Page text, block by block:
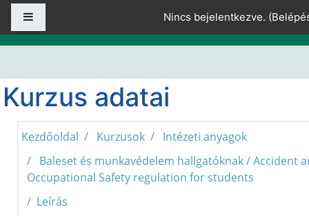
Tovább a fő tartalomhoz
Nincs bejelentkezve. (
Kurzus adatai
Kezdőoldal Kurzusok
Intézeti anyagok
Baleset és munkavédelem hallgatóknak / Accident
Occupational Safety regulation for students
Leírás